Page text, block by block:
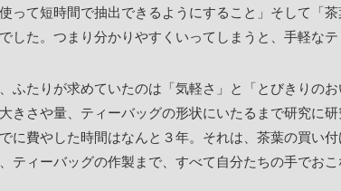
って短時間で抽出できるようにすること」そして「
した。つまり分かりやすくいってしまうと、手軽なテ
ふたりが求めていたのは「気軽さ」と「とびきりの
きさや量、ティーバッグの形状にいたるまで研究に
に費やした時間はなんと３年。それは、茶葉の買い
ティーバッグの作製まで、すべて自分たちの手でおこ